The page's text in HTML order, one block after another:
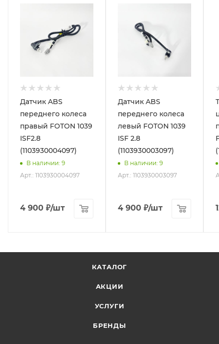
Датчик ABS
переднего колеса
правый FOTON 1039
ISF2.8
(1103930004097)
В наличии: 9
Арт.: 1103930004097
4 900 ₽/шт
Датчик ABS
переднего колеса
левый FOTON 1039
ISF 2.8
(1103930003097)
В наличии: 9
Арт.: 1103930003097
4 900 ₽/шт
КАТАЛОГ
АКЦИИ
УСЛУГИ
БРЕНДЫ